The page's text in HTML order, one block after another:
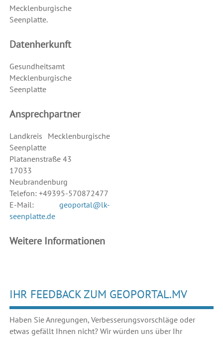
Mecklenburgische
Seenplatte.
Datenherkunft
Gesundheitsamt
Mecklenburgische
Seenplatte
Ansprechpartner
Landkreis Mecklenburgische
Seenplatte
Platanenstraße 43
17033
Neubrandenburg
Telefon: +49395-570872477
E-Mail: geoportal@lk-
seenplatte.de
Weitere Informationen
IHR FEEDBACK ZUM GEOPORTAL.MV
Haben Sie Anregungen, Verbesserungsvorschläge oder
etwas gefällt Ihnen nicht? Wir würden uns über Ihr